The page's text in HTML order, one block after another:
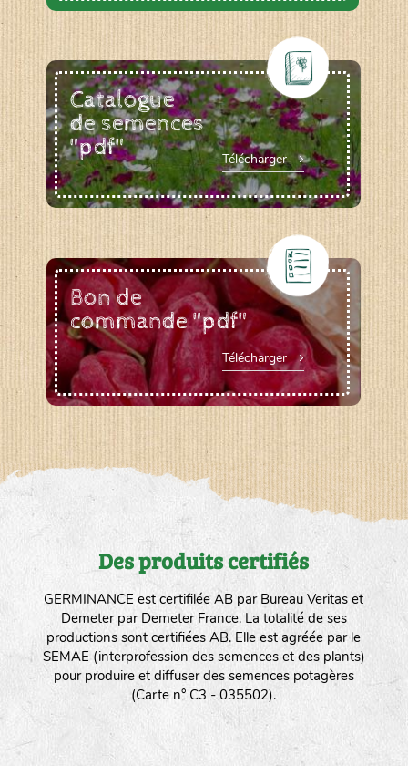
Catalogue
de semences
"pdf"
Télécharger
Bon de
commande "pdf"
Télécharger
Des produits certifiés
GERMINANCE est certifilée AB par Bureau Veritas et
Demeter par Demeter France. La totalité de ses
productions sont certifiées AB. Elle est agréée par le
SEMAE (interprofession des semences et des plants)
pour produire et diffuser des semences potagères
(Carte n° C3 - 035502).